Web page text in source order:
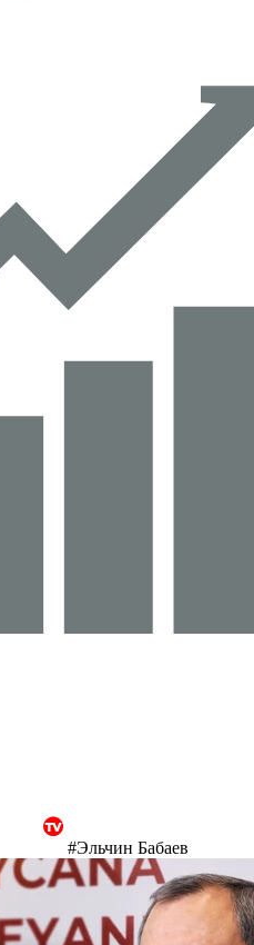
#Эльчин Бабаев